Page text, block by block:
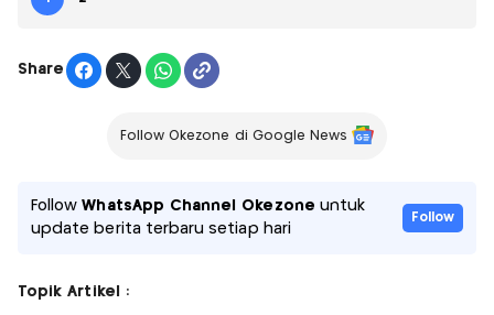
Share
Follow Okezone di Google News
FollowWhatsApp Channel Okezone untuk
update berita terbaru setiap hari
Follow
Topik Artikel :